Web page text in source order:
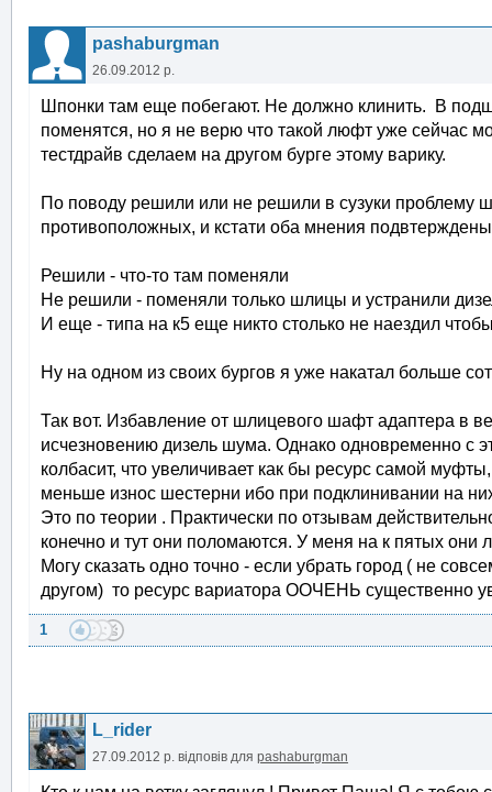
pashaburgman
26.09.2012 р.
Шпонки там еще побегают. Не должно клинить. В
поменятся, но я не верю что такой люфт уже сейчас
тестдрайв сделаем на другом бурге этому варику.
По поводу решили или не решили в сузуки проблему
противоположных, и кстати оба мнения
Решили - что-то там поменяли
Не решили - поменяли только шлицы и устранили
И еще - типа на к5 еще никто столько не наездил
Ну на одном из своих бургов я уже накатал больше
Так вот. Избавление от шлицевого шафт адаптера в
исчезновению дизель шума. Однако одновременно с
колбасит, что увеличивает как бы ресурс самой
меньше износ шестерни ибо при подклинивании на
Это по теории . Практически по отзывам
конечно и тут они поломаются. У меня на к пятых
Могу сказать одно точно - если убрать город ( не
другом) то ресурс вариатора ООЧЕНЬ существенно
1
L_rider
27.09.2012 р. відповів для pashaburgman